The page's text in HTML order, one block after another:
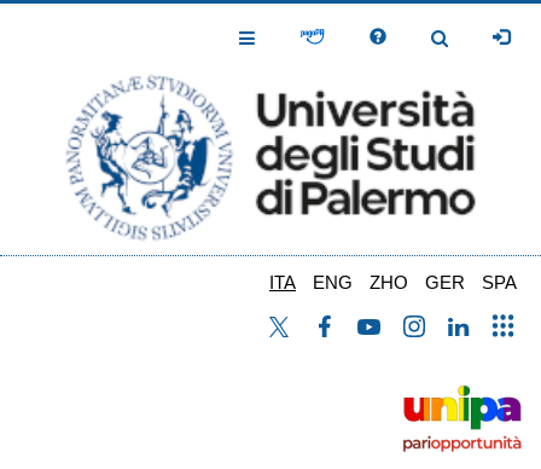
Toggle
Toggle
ITA ENG ZHO GER SPA